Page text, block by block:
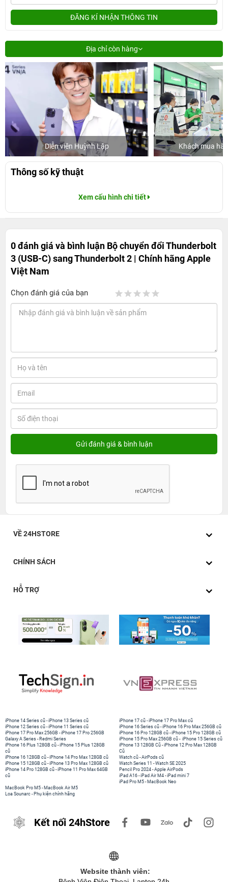
ĐĂNG KÍ NHẬN THÔNG TIN
Địa chỉ còn hàng
Diễn viên Huỳnh Lập Khách mua
Thông số kỹ thuật
Xem cấu hình chi tiết
0 đánh giá và bình luận Bộ chuyển đổi Thunderbolt
3 (USB-C) sang Thunderbolt 2 | Chính hãng Apple
Việt Nam
Chọn đánh giá của bạn
VỀ 24HSTORE
CHÍNH SÁCH
HỖ TRỢ
iPhone 14 Series cũ -iPhone 13 Series cũ
iPhone 12 Series cũ -iPhone 11 Series cũ
iPhone 17 Pro Max 256GB -iPhone 17 Pro 256GB
Galaxy A Series - Redmi Series
iPhone 17 cũ -iPhone 17 Pro Max cũ
iPhone 16 Series cũ - iPhone 16 Pro Max 256GB cũ
iPhone 16 Pro 128GB cũ -iPhone 15 Pro 128GB cũ
iPhone 15 Pro Max 256GB cũ - iPhone 15 Series cũ
iPhone 16 Plus 128GB cũ -iPhone 15 Plus 128GB
cũ
iPhone 16 128GB cũ -iPhone 14 Pro Max 128GB cũ
iPhone 15 128GB cũ -iPhone 13 Pro Max 128GB cũ
iPhone 14 Pro 128GB cũ -iPhone 11 Pro Max 64GB
cũ
iPhone 13 128GB Cũ -iPhone 12 Pro Max 128GB
Cũ
Watch cũ -AirPods cũ
Watch Series 11 -Watch SE 2025
Pencil Pro 2024 -Apple AirPods
iPad A16 -iPad Air M4 -iPad mini 7
iPad Pro M5 - MacBook Neo
MacBook Pro M5 - MacBook Air M5
Loa Sounarc - Phụ kiện chính hãng
Kết nối 24hStore
Website thành viên: